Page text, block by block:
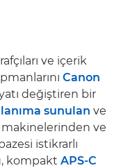
ve içerik
Canon
değiştiren bir
sunulan ve
makinelerinden ve
istikrarlı
kompakt APS-C